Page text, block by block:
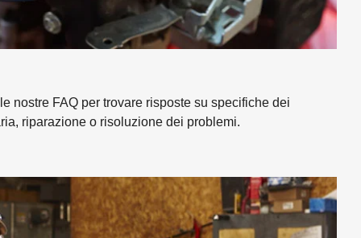
nostre FAQ per trovare risposte su specifiche dei
riparazione o risoluzione dei problemi.